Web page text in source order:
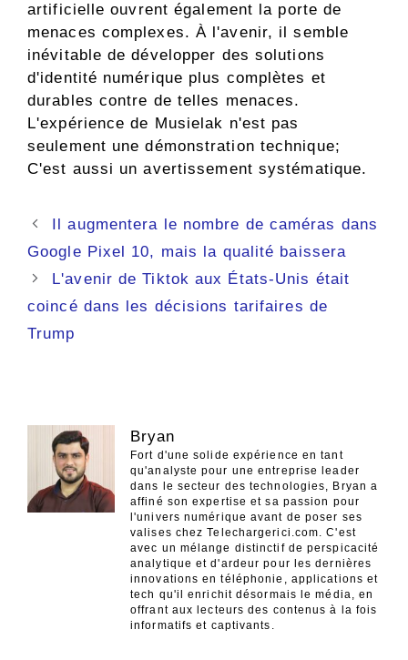
artificielle ouvrent également la porte de
menaces complexes. À l'avenir, il semble
inévitable de développer des solutions
d'identité numérique plus complètes et
durables contre de telles menaces.
L'expérience de Musielak n'est pas
seulement une démonstration technique;
C'est aussi un avertissement systématique.
Navigation
des
Il augmentera le nombre de caméras dans
Google Pixel 10, mais la qualité baissera
L'avenir de Tiktok aux États-Unis était
coincé dans les décisions tarifaires de
Trump
Bryan
Fort d'une solide expérience en tant
qu'analyste pour une entreprise leader
dans le secteur des technologies, Bryan a
affiné son expertise et sa passion pour
l'univers numérique avant de poser ses
valises chez Telechargerici.com. C'est
avec un mélange distinctif de perspicacité
analytique et d'ardeur pour les dernières
innovations en téléphonie, applications et
tech qu'il enrichit désormais le média, en
offrant aux lecteurs des contenus à la fois
informatifs et captivants.